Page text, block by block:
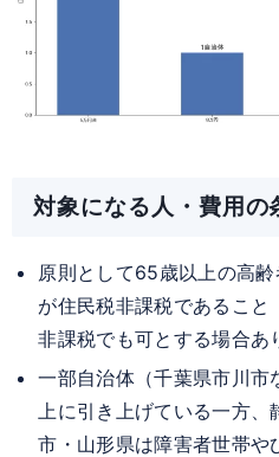
対象になる人・費用の
原則として65歳以上の高
が住民税非課税であること
非課税でも可とする場合あ
一部自治体（千葉県市川
上に引き上げている一方
市・山形県は障害者世帯や